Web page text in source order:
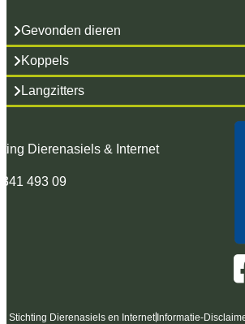
Gevonden dieren
Koppels
Langzitters
Dierenasiels & Internet
493 09
Stichting Dierenasiels en Internet Informatie-